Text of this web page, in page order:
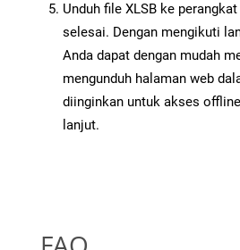
Unduh file XLSB ke
selesai. Dengan mengikuti
Anda dapat dengan mudah
mengunduh halaman web
diinginkan untuk akses
lanjut.